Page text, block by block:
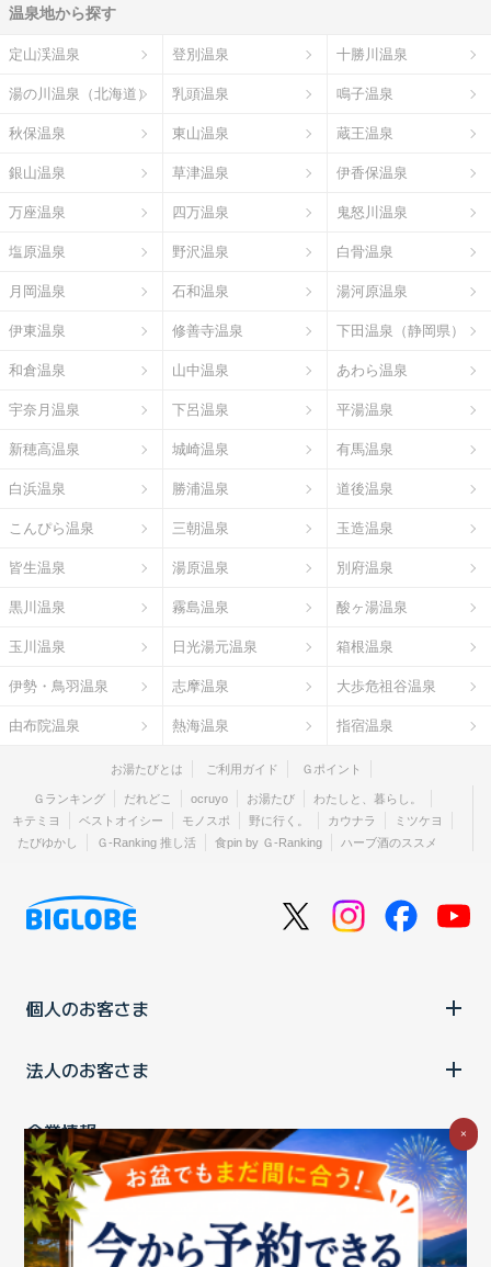
温泉地から探す
定山渓温泉 登別温泉 十勝川温泉
湯の川温泉（北海道） 乳頭温泉 鳴子温泉
秋保温泉 東山温泉 蔵王温泉
銀山温泉 草津温泉 伊香保温泉
万座温泉 四万温泉 鬼怒川温泉
塩原温泉 野沢温泉 白骨温泉
月岡温泉 石和温泉 湯河原温泉
伊東温泉 修善寺温泉 下田温泉（静岡県）
和倉温泉 山中温泉 あわら温泉
宇奈月温泉 下呂温泉 平湯温泉
新穂高温泉 城崎温泉 有馬温泉
白浜温泉 勝浦温泉 道後温泉
こんぴら温泉 三朝温泉 玉造温泉
皆生温泉 湯原温泉 別府温泉
黒川温泉 霧島温泉 酸ヶ湯温泉
玉川温泉 日光湯元温泉 箱根温泉
伊勢・鳥羽温泉 志摩温泉 大歩危祖谷温泉
由布院温泉 熱海温泉 指宿温泉
お湯たびとは ご利用ガイド Ｇポイント
Ｇランキング だれどこ ocruyo お湯たび
わたしと、暮らし。
キテミヨ
ベストオイシー モノスポ 野に行く。 カウナラ
ミツケヨ
たびゆかし
Ｇ-Ranking 推し活 食pin by Ｇ-Ranking ハーブ酒のススメ
個人のお客さま
法人のお客さま
企業情報
ご利用中の方
お問い合わせ消費税の表示 ウェブアクセシビリティの取り組み
×